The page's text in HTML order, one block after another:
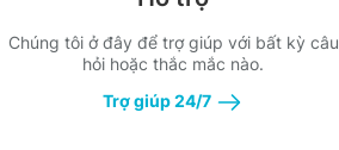
Cao +
Chúng tôi ở đây để trợ giúp với bất kỳ câu
hỏi hoặc thắc mắc nào.
Trợ giúp 24/7